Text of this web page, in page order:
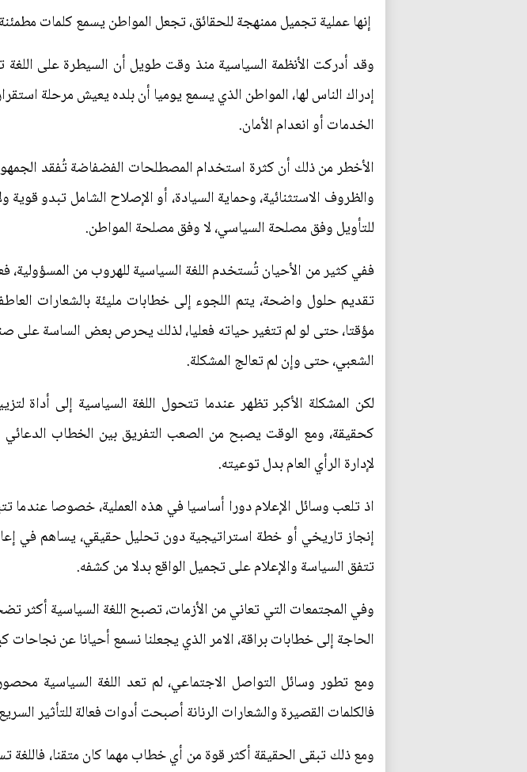
إنها عملية تجميل ممنهجة للحقائق، تجعل المواطن يسمع كلمات
وقد أدركت الأنظمة السياسية منذ وقت طويل أن السيطرة على
إدراك الناس لها، المواطن الذي يسمع يوميا أن بلده يعيش مرحلة
الخدمات أو انعدام الأمان.
الأخطر من ذلك أن كثرة استخدام المصطلحات الفضفاضة تُفقد
والظروف الاستثنائية، وحماية السيادة، أو الإصلاح الشامل تبدو
للتأويل وفق مصلحة السياسي، لا وفق مصلحة المواطن.
ففي كثير من الأحيان تُستخدم اللغة السياسية للهروب من
تقديم حلول واضحة، يتم اللجوء إلى خطابات مليئة بالشعارات
مؤقتا، حتى لو لم تتغير حياته فعليا، لذلك يحرص بعض الساسة على
الشعبي، حتى وإن لم تعالج المشكلة.
لكن المشكلة الأكبر تظهر عندما تتحول اللغة السياسية إلى أداة
كحقيقة، ومع الوقت يصبح من الصعب التفريق بين الخطاب الدعائي
لإدارة الرأي العام بدل توعيته.
اذ تلعب وسائل الإعلام دورا أساسيا في هذه العملية، خصوصا عندما
إنجاز تاريخي أو خطة استراتيجية دون تحليل حقيقي، يساهم في
تتفق السياسة والإعلام على تجميل الواقع بدلا من كشفه.
وفي المجتمعات التي تعاني من الأزمات، تصبح اللغة السياسية أكثر
الحاجة إلى خطابات براقة، الامر الذي يجعلنا نسمع أحيانا عن
ومع تطور وسائل التواصل الاجتماعي، لم تعد اللغة السياسية
فالكلمات القصيرة والشعارات الرنانة أصبحت أدوات فعالة للتأثير
ومع ذلك تبقى الحقيقة أكثر قوة من أي خطاب مهما كان متقنا، فاللغة